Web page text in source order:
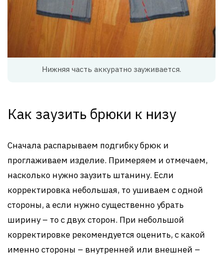
Нижняя часть аккуратно зауживается.
Как заузить брюки к низу
Сначала распарываем подгибку брюк и
проглаживаем изделие. Примеряем и отмечаем,
насколько нужно заузить штанину. Если
корректировка небольшая, то ушиваем с одной
стороны, а если нужно существенно убрать
ширину – то с двух сторон. При небольшой
корректировке рекомендуется оценить, с какой
именно стороны – внутренней или внешней –